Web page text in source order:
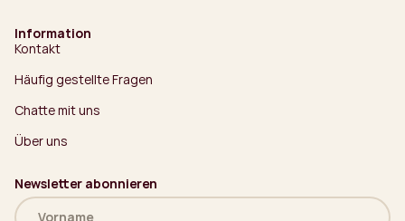
Information
Kontakt
Häufig gestellte Fragen
Chatte mit uns
Über uns
Newsletter abonnieren
Name